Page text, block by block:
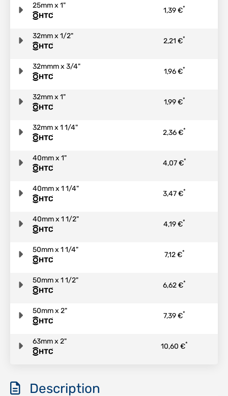
25mm x 1"
1,39 €*
32mm x 1/2"
2,21 €*
32mmm x 3/4"
1,96 €*
32mm x 1"
1,99 €*
32mm x 1 1/4"
2,36 €*
40mm x 1"
4,07 €*
40mm x 1 1/4"
3,47 €*
40mm x 1 1/2"
4,19 €*
50mm x 1 1/4"
7,12 €*
50mm x 1 1/2"
6,62 €*
50mm x 2"
7,39 €*
63mm x 2"
10,60 €*
Description